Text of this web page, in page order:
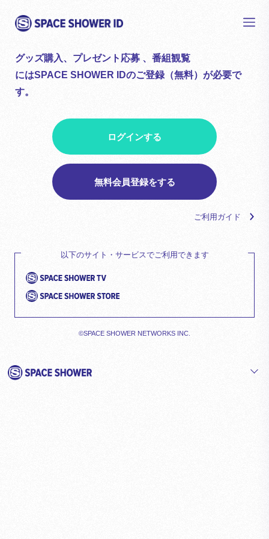
グッズ購入、プレゼント応募 、番組観覧
にはSPACE SHOWER IDのご登録（無料）が必要で
す。
ログインする
無料会員登録をする
ご利用ガイド
以下のサイト・サービスでご利用できます
©SPACE SHOWER NETWORKS INC.